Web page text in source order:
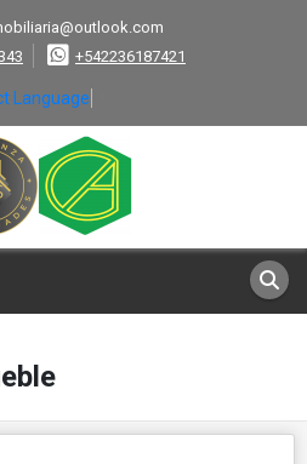
+542236187421
Language